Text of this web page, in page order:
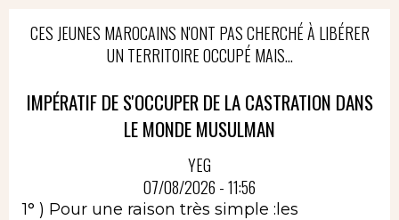
CES JEUNES MAROCAINS N'ONT PAS CHERCHÉ À LIBÉRER
UN TERRITOIRE OCCUPÉ MAIS...
IMPÉRATIF DE S'OCCUPER DE LA CASTRATION DANS
LE MONDE MUSULMAN
YEG
07/08/2026 - 11:56
1° ) Pour une raison très simple :les